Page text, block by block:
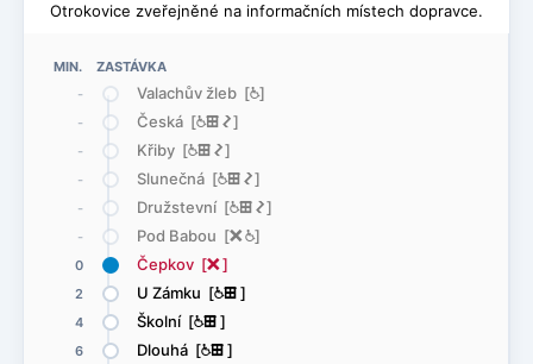
MIN. ZASTÁVKA
-
Valachův žleb [@]
- Česká [@æó]
- Křiby [@æó]
- Slunečná [@æó]
- Družstevní [@æó]
- Pod Babou [ë@]
0 Čepkov [ë]
2 U Zámku [@æ]
4 Školní [@æ]
6 Dlouhá [@æ]
Otrokovice zveřejněné na informačních místech dopravce.